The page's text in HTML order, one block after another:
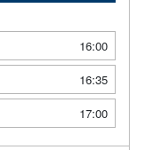
16:00
16:35
17:00